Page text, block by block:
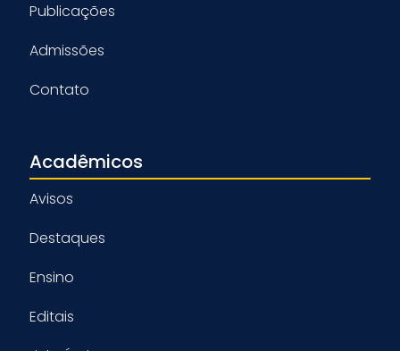
Publicações
Admissões
Contato
Acadêmicos
Avisos
Destaques
Ensino
Editais